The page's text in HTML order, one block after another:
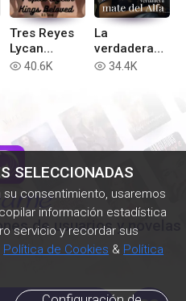
SELECCIONADAS
su consentimiento, usaremos
información estadística
servicio y recordar sus
Política de Cookies & Política
Tres Reyes
Lycan
Amados
read 40.6K
La
verdadera
mate del
read 34.4K
de usuarios y novelas